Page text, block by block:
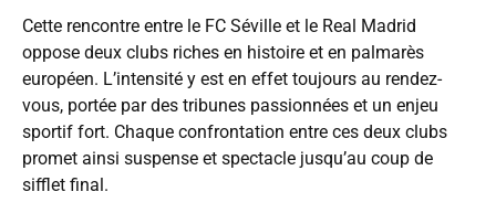
Cette rencontre entre le FC Séville et le Real Madrid
oppose deux clubs riches en histoire et en palmarès
européen. L’intensité y est en effet toujours au rendez-
vous, portée par des tribunes passionnées et un enjeu
sportif fort. Chaque confrontation entre ces deux clubs
promet ainsi suspense et spectacle jusqu’au coup de
sifflet final.